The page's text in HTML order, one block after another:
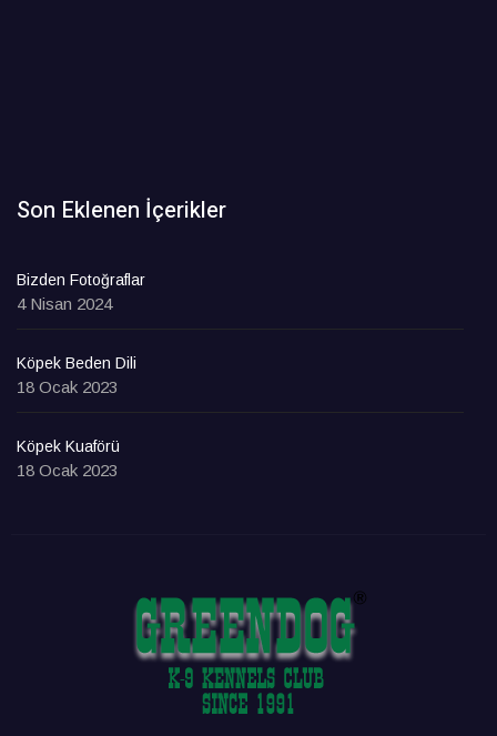
Son Eklenen İçerikler
Bizden Fotoğraflar
4 Nisan 2024
Köpek Beden Dili
18 Ocak 2023
Köpek Kuaförü
18 Ocak 2023